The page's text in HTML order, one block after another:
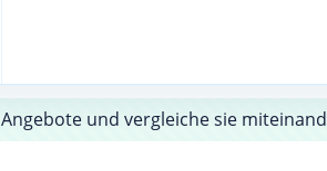
und vergleiche sie